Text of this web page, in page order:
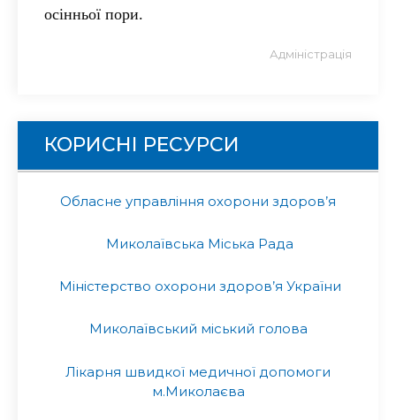
осінньої пори.
Адміністрація
КОРИСНІ РЕСУРСИ
Обласне управління охорони здоров’я
Миколаївська Міська Рада
Міністерство охорони здоров’я України
Миколаївський міський голова
Лікарня швидкої медичної допомоги
м.Миколаєва